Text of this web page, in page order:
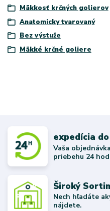
Mäkkosť krčných golierov
Anatomicky tvarovaný
Bez výstuže
Mäkké krčné goliere
expedícia
Vaša
priebehu 24
Široký
Nech hľadáte
nájdete.